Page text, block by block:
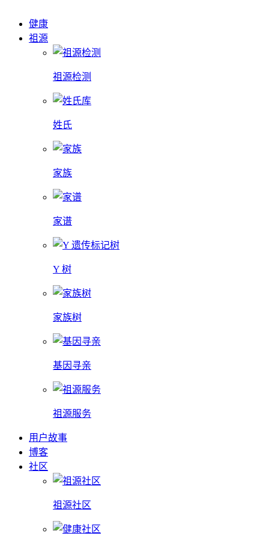
健康
祖源
祖源检测
姓氏
家族
家谱
Y 树
家族树
基因寻亲
祖源服务
用户故事
博客
社区
祖源社区